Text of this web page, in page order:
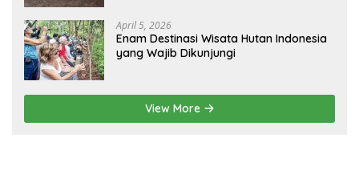
April 5, 2026
Enam Destinasi Wisata Hutan Indonesia
yang Wajib Dikunjungi
View More